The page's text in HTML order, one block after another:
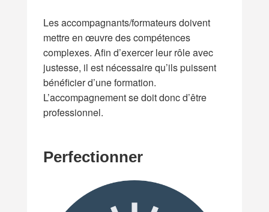
Les accompagnants/formateurs doivent
mettre en œuvre des compétences
complexes. Afin d’exercer leur rôle avec
justesse, il est nécessaire qu’ils puissent
bénéficier d’une formation.
L’accompagnement se doit donc d’être
professionnel.
Perfectionner